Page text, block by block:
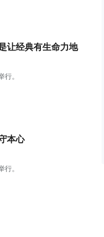
让经典有生命力地
。
本心
。